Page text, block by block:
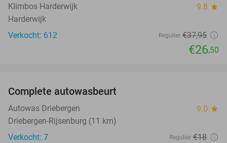
Klimbos Harderwijk 9.8 star
Harderwijk
Verkocht: 612
Regulier €37,95
€26,50
NEW
TODAY
Complete autowasbeurt
Autowas Driebergen 9.0 star
Driebergen-Rijsenburg (11 km)
Verkocht: 7
Regulier €18